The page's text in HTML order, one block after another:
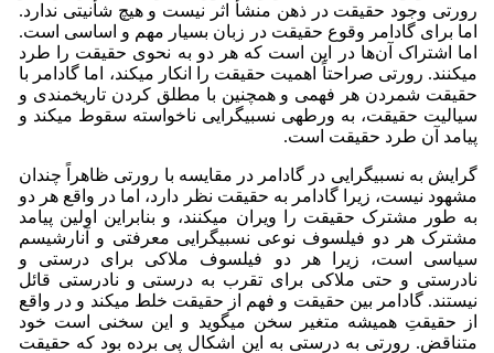
رورتی وجود حقیقت در ذهن منشأ اثر نیست و هیچ شأنیتی ندارد.
اما برای گادامر وقوع حقیقت در زبان بسیار مهم و اساسی است.
اما اشتراک آن‌ها در این است که هر دو به نحوی حقیقت را طرد
می­کنند. رورتی صراحتاً اهمیت حقیقت را انکار می­کند، اما گادامر با
حقیقت شمردن هر فهمی و همچنین با مطلق کردن تاریخمندی و
سیالیت حقیقت، به ورطه­ی نسبی­گرایی ناخواسته سقوط می­کند و
پیامد آن طرد حقیقت است.
گرایش به نسبی­گرایی در گادامر در مقایسه با رورتی ظاهراً چندان
مشهود نیست، زیرا گادامر به حقیقت نظر دارد، اما در واقع هر دو
به طور مشترک حقیقت را ویران می­کنند، و بنابراین اولین پیامد
مشترک هر دو فیلسوف نوعی نسبی­گرایی معرفتی و آنارشیسم
سیاسی است، زیرا هر دو فیلسوف ملاکی برای درستی و
نادرستی و حتی ملاکی برای تقرب به درستی و نادرستی قائل
نیستند. گادامر بین حقیقت و فهم از حقیقت خلط می­کند و در واقع
از حقیقتِ همیشه متغیر سخن می­گوید و این سخنی است خود
متناقض. رورتی به درستی به این اشکال پی برده بود که حقیقت